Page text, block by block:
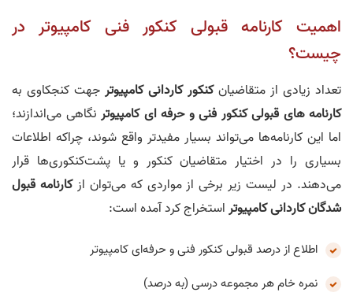
اهمیت کارنامه قبولی کنکور فنی کامپیوتر در
چیست؟
تعداد زیادی از متقاضیانکنکور کاردانی کامپیوتر جهت کنجکاوی به
کارنامه های قبولی کنکور فنی و حرفه ای کامپیوتر نگاهی می‌اندازند؛
اما این کارنامه‌ها می‌تواند بسیار مفیدتر واقع شوند، چراکه اطلاعات
بسیاری را در اختیار متقاضیان کنکور و یا پشت‌کنکوری‌ها قرار
می‌دهند. در لیست زیر برخی از مواردی که می‌توان ازکارنامه قبول
شدگان کاردانی کامپیوتراستخراج کرد آمده است:
اطلاع از درصد قبولی کنکور فنی و حرفه‌ای کامپیوتر
نمره خام هر مجموعه درسی (به درصد)